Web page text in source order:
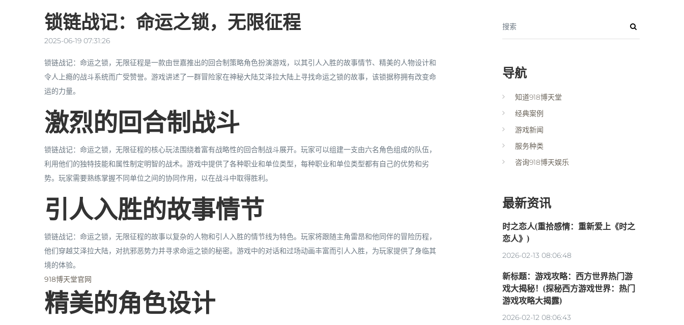
锁链战记：命运之锁，无限征程
2025-06-19 07:31:26
锁链战记：命运之锁，无限征程是一款由世嘉推出的回合制策略角色扮演游戏，以其引人入胜的故事情节、精美的人物设计和
令人上瘾的战斗系统而广受赞誉。游戏讲述了一群冒险家在神秘大陆艾泽拉大陆上寻找命运之锁的故事，该锁据称拥有改变命
运的力量。
激烈的回合制战斗
锁链战记：命运之锁，无限征程的核心玩法围绕着富有战略性的回合制战斗展开。玩家可以组建一支由六名角色组成的队伍，
利用他们的独特技能和属性制定明智的战术。游戏中提供了各种职业和单位类型，每种职业和单位类型都有自己的优势和劣
势。玩家需要熟练掌握不同单位之间的协同作用，以在战斗中取得胜利。
引人入胜的故事情节
锁链战记：命运之锁，无限征程的故事以复杂的人物和引人入胜的情节线为特色。玩家将跟随主角雷昂和他同伴的冒险历程，
他们穿越艾泽拉大陆，对抗邪恶势力并寻求命运之锁的秘密。游戏中的对话和过场动画丰富而引人入胜，为玩家提供了身临其
境的体验。
918博天堂官网
精美的角色设计
搜索
导航
知道918博天堂
经典案例
游戏新闻
服务种类
咨询918博天娱乐
最新资讯
时之恋人(重拾感情：重新爱上《时之
恋人》)
2026-02-13 08:06:48
新标题：游戏攻略：西方世界热门游
戏大揭秘！(探秘西方游戏世界：热门
游戏攻略大揭露)
2026-02-12 08:06:43